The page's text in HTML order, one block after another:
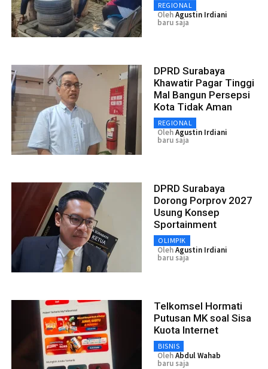
REGIONAL
OlehAgustin Irdiani
baru saja
DPRD Surabaya
Khawatir Pagar Tinggi
Mal Bangun Persepsi
Kota Tidak Aman
REGIONAL
OlehAgustin Irdiani
baru saja
DPRD Surabaya
Dorong Porprov 2027
Usung Konsep
Sportainment
OLIMPIK
OlehAgustin Irdiani
baru saja
Telkomsel Hormati
Putusan MK soal Sisa
Kuota Internet
BISNIS
OlehAbdul Wahab
baru saja